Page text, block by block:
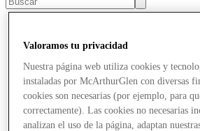
Planifica tu visita
¿Qué pasa?
Comer y beber
Tarjetas regalo
Servicios
Guía de destinos
Valoramos tu privacidad
Nuestra página web utiliza cookies y
instaladas por McArthurGlen con diversas
cookies son necesarias (por ejemplo, para
correctamente). Las cookies no necesarias
analizan el uso de la página, adaptan